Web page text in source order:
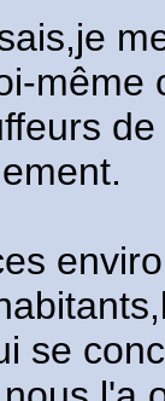
même
se